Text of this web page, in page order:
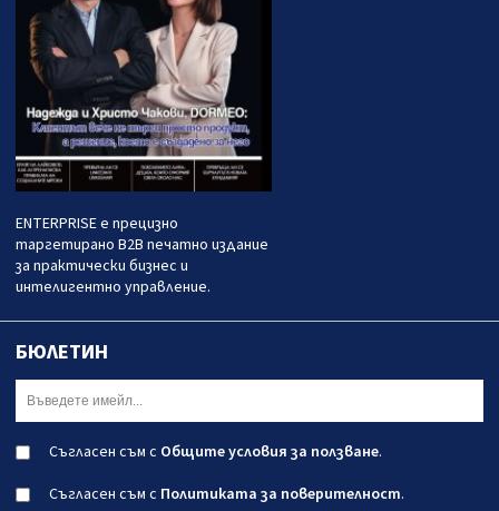
ENTERPRISE е прецизно
таргетирано B2B печатно издание
за практически бизнес и
интелигентно управление.
БЮЛЕТИН
Съгласен съм с Общите условия за ползване.
Съгласен съм с Политиката за поверителност.